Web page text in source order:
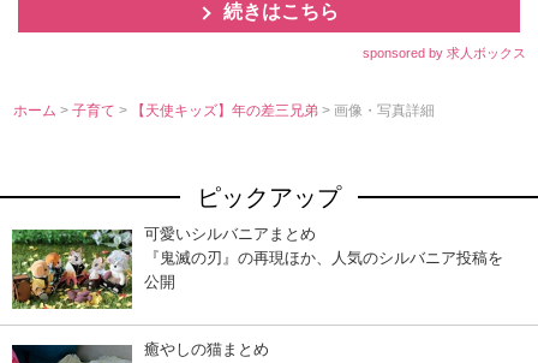
続きはこちら
sponsored by 求人ボックス
ホーム >子育て> 【天使キッズ】年の差三兄弟> 画像・写真詳細
ピックアップ
可愛いシルバニアまとめ
『鬼滅の刃』の再現ほか、人気のシルバニア投稿を
公開
癒やしの猫まとめ